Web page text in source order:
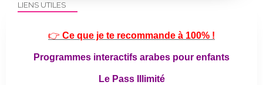
LIENS UTILES
👉 Ce que je te recommande à 100% !
Programmes interactifs arabes pour enfants
Le Pass Illimité